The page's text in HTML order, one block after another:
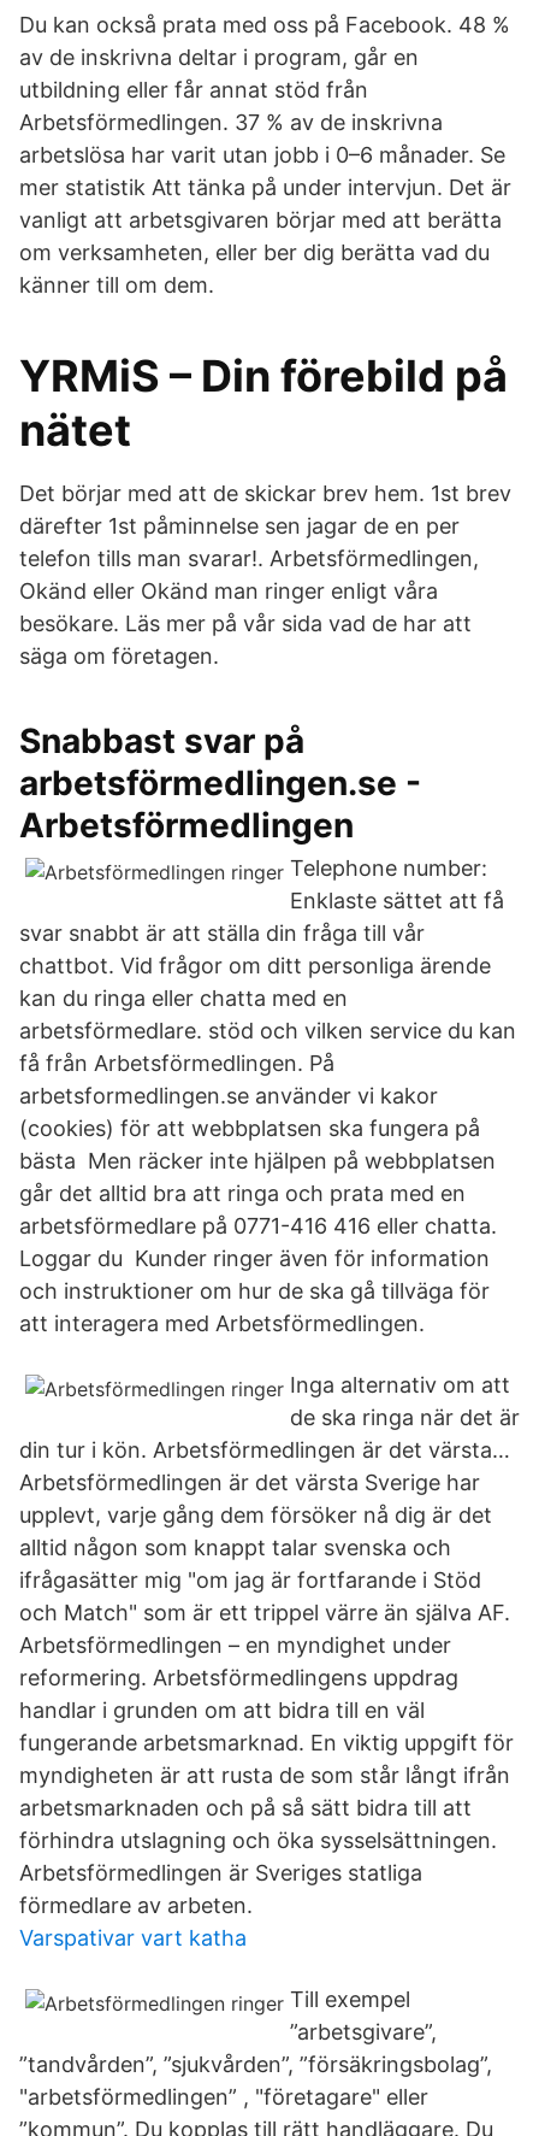
Du kan också prata med oss på Facebook. 48 %
av de inskrivna deltar i program, går en
utbildning eller får annat stöd från
Arbetsförmedlingen. 37 % av de inskrivna
arbetslösa har varit utan jobb i 0–6 månader. Se
mer statistik Att tänka på under intervjun. Det är
vanligt att arbetsgivaren börjar med att berätta
om verksamheten, eller ber dig berätta vad du
känner till om dem.
YRMiS – Din förebild på
nätet
Det börjar med att de skickar brev hem. 1st brev
därefter 1st påminnelse sen jagar de en per
telefon tills man svarar!. Arbetsförmedlingen,
Okänd eller Okänd man ringer enligt våra
besökare. Läs mer på vår sida vad de har att
säga om företagen.
Snabbast svar på
arbetsförmedlingen.se -
Arbetsförmedlingen
Telephone number:
Enklaste sättet att få
svar snabbt är att ställa din fråga till vår
chattbot. Vid frågor om ditt personliga ärende
kan du ringa eller chatta med en
arbetsförmedlare. stöd och vilken service du kan
få från Arbetsförmedlingen. På
arbetsformedlingen.se använder vi kakor
(cookies) för att webbplatsen ska fungera på
bästa Men räcker inte hjälpen på webbplatsen
går det alltid bra att ringa och prata med en
arbetsförmedlare på 0771-416 416 eller chatta.
Loggar du Kunder ringer även för information
och instruktioner om hur de ska gå tillväga för
att interagera med Arbetsförmedlingen.
Inga alternativ om att
de ska ringa när det är
din tur i kön. Arbetsförmedlingen är det värsta…
Arbetsförmedlingen är det värsta Sverige har
upplevt, varje gång dem försöker nå dig är det
alltid någon som knappt talar svenska och
ifrågasätter mig "om jag är fortfarande i Stöd
och Match" som är ett trippel värre än själva AF.
Arbetsförmedlingen – en myndighet under
reformering. Arbetsförmedlingens uppdrag
handlar i grunden om att bidra till en väl
fungerande arbetsmarknad. En viktig uppgift för
myndigheten är att rusta de som står långt ifrån
arbetsmarknaden och på så sätt bidra till att
förhindra utslagning och öka sysselsättningen.
Arbetsförmedlingen är Sveriges statliga
förmedlare av arbeten.
Varspativar vart katha
Till exempel
”arbetsgivare”,
”tandvården”, ”sjukvården”, ”försäkringsbolag”,
"arbetsförmedlingen” , "företagare" eller
”kommun”. Du kopplas till rätt handläggare. Du